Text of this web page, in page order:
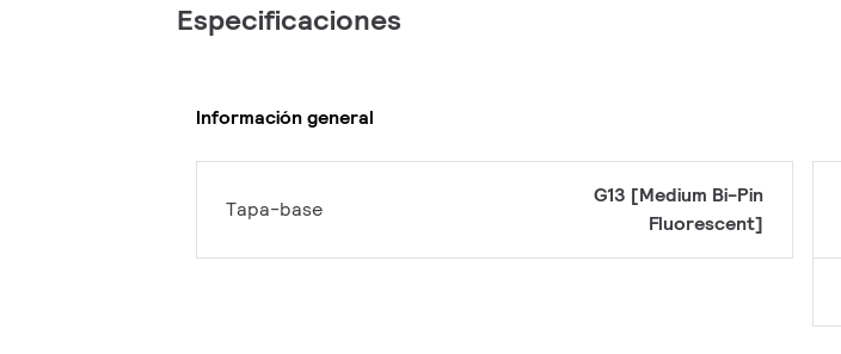
Especificaciones
Información general
Tapa-base
G13 [Medium Bi-Pin
Fluorescent]